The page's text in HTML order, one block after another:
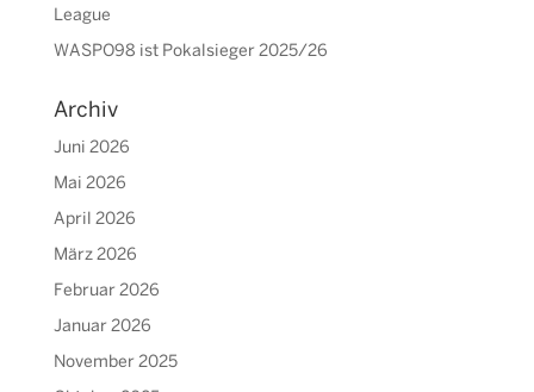
League
WASPO98 ist Pokalsieger 2025/26
Archiv
Juni 2026
Mai 2026
April 2026
März 2026
Februar 2026
Januar 2026
November 2025